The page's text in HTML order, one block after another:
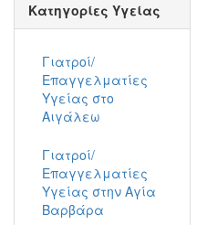
Κατηγορίες Υγείας
Γιατροί/
Επαγγελματίες
Υγείας στο
Αιγάλεω
Γιατροί/
Επαγγελματίες
Υγείας στην Αγία
Βαρβάρα